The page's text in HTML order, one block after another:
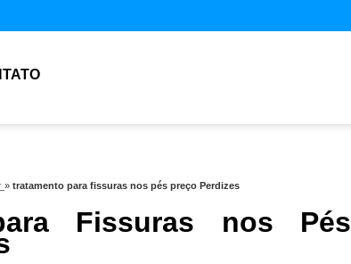
» tratamento para fissuras nos pés preço Perdizes
Fissuras nos Pés